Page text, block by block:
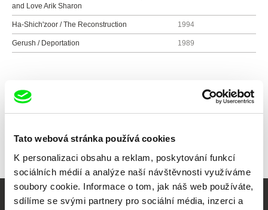
Tato webová stránka používá cookies
K personalizaci obsahu a reklam, poskytování funkcí
sociálních médií a analýze naší návštěvnosti využíváme
soubory cookie. Informace o tom, jak náš web používáte,
sdílíme se svými partnery pro sociální média, inzerci a
and Love Arik Sharon
Ha-Shich'zoor / The Reconstruction 1994
Gerush / Deportation 1989